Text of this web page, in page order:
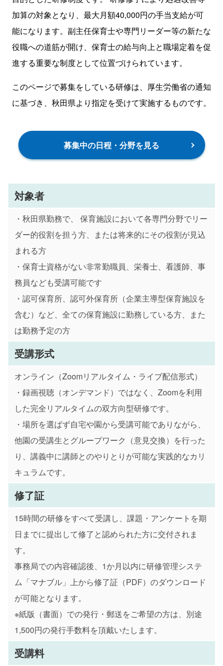
加算の対象となり、最大月額40,000円の手当支給が可
能になります。副主任保育士や専門リーダー等の新たな
役職への道筋が開け、保育士の給与向上と職場定着を促
進する重要な制度として位置づけられています。
このページで募集をしている研修は、厚生労働省の通知
に基づき、秋田県より指定を受けて実施するものです。
募集中の日程・分野を見る
対象者
・秋田県勤務で、 保育施設において各専門分野でリー
ダー的役割を担う方、または将来的にその役割が見込
まれる方
・保育士資格がない非常勤職員、栄養士、看護師、事
務員なども受講可能です
・認可保育所、認可外保育所（企業主導型保育施設を
含む）など、全ての保育施設に勤務している方、また
は勤務予定の方
受講形式
オンライン（Zoomリアルタイム・ライブ配信形式）
・録画視聴（オンデマンド）ではなく、Zoomを利用
した完全リアルタイムの双方向型研修です。
・場所を選ばず自宅や園から受講可能でありながら、
他園の受講生とグループワーク（意見交換）を行った
り、講義中に講師とのやりとりが可能な実践的なカリ
キュラムです。
修了証
15時間の研修をすべて受講し、課題・アンケートを期
日までに提出して修了と認められた方に交付されま
す。
事務局での内容確認後、1か月以内に研修管理システ
ム「マナブル」上から修了証（PDF）のダウンロード
が可能となります。
※紙版（書面）での発行・郵送をご希望の方は、別途
1,500円の発行手数料を頂戴いたします。
受講料